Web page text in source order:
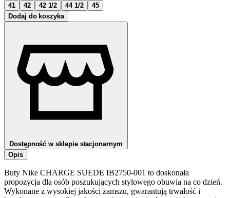
41 42 42 1/2 44 1/2
45
Dodaj do koszyka
Dostępność w sklepie stacjonarnym
Opis
Buty Nike CHARGE SUEDE IB2750-001 to doskonała
propozycja dla osób poszukujących stylowego obuwia na co dzień.
Wykonane z wysokiej jakości zamszu, gwarantują trwałość i